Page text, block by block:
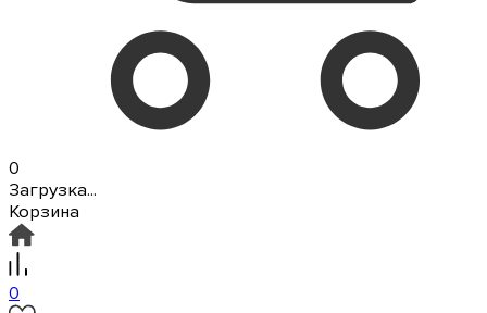
0
Загрузка...
Корзина
0